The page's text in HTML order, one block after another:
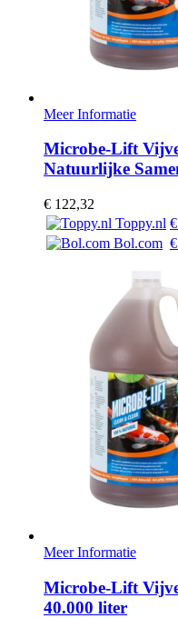
Meer Informatie
Microbe-Lift
Natuurlijke
€ 122,32
Toppy.nl
Bol.com
Meer Informatie
Microbe-Lift
40.000 liter